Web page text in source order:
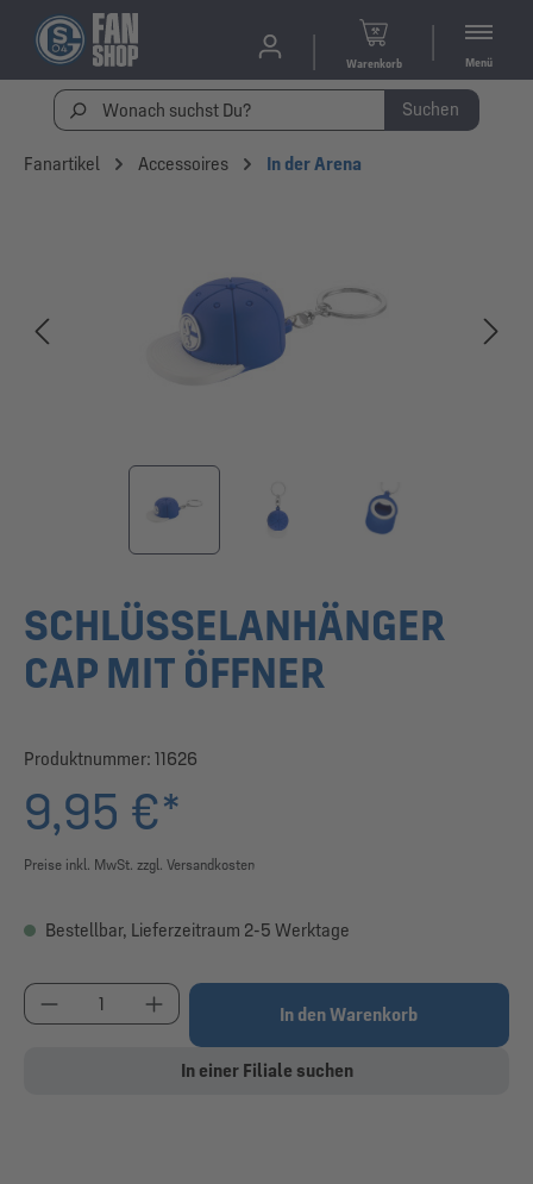
Warenkorb Menü
Suchen
Fanartikel Accessoires In der Arena
SCHLÜSSELANHÄNGER
CAP MIT ÖFFNER
Produktnummer: 11626
9,95 €*
Preise inkl. MwSt. zzgl. Versandkosten
Bestellbar, Lieferzeitraum 2-5 Werktage
Produkt Anzahl: Gib den gewünschten Wert ein
In den Warenkorb
In einer Filiale suchen